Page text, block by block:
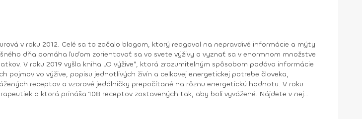
v roku 2012. Celé sa to začalo blogom, ktorý reagoval na nepravdivé informácie a mýty
dňa pomáha ľuďom zorientovať sa vo svete výživy a vyznať sa v enormnom množstve
informácie
pojmov vo výžive, popisu jednotlivých živín a celkovej energetickej potrebe človeka,
receptov a vzorové jedálničky prepočítané na rôznu energetickú hodnotu. V roku
a označené sú aj recepty bez lepku a bez mlieka, aby sa v nej dobre orientovali aj osoby
a hlavné jedlá. Informácie o výžive ako aj aktuality z poradne